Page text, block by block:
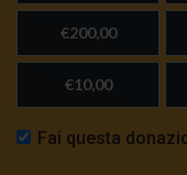
€200,00
€10,00
Fai questa